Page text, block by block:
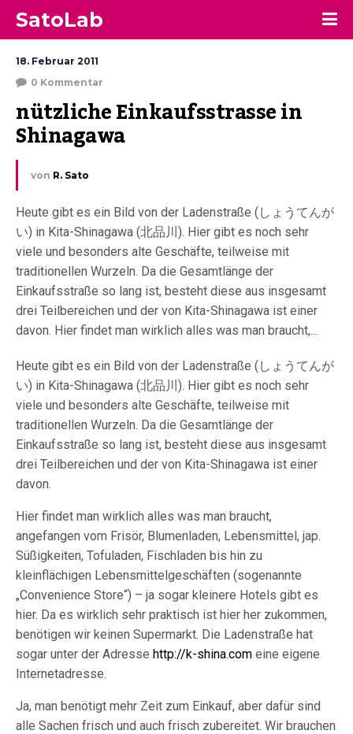
SatoLab
18. Februar 2011
0 Kommentar
nützliche Einkaufsstrasse in
Shinagawa
von R. Sato
Heute gibt es ein Bild von der Ladenstraße (しょうてんが
い) in Kita-Shinagawa (北品川). Hier gibt es noch sehr
viele und besonders alte Geschäfte, teilweise mit
traditionellen Wurzeln. Da die Gesamtlänge der
Einkaufsstraße so lang ist, besteht diese aus insgesamt
drei Teilbereichen und der von Kita-Shinagawa ist einer
davon. Hier findet man wirklich alles was man braucht,...
Heute gibt es ein Bild von der Ladenstraße (しょうてんが
い) in Kita-Shinagawa (北品川). Hier gibt es noch sehr
viele und besonders alte Geschäfte, teilweise mit
traditionellen Wurzeln. Da die Gesamtlänge der
Einkaufsstraße so lang ist, besteht diese aus insgesamt
drei Teilbereichen und der von Kita-Shinagawa ist einer
davon.
Hier findet man wirklich alles was man braucht,
angefangen vom Frisör, Blumenladen, Lebensmittel, jap.
Süßigkeiten, Tofuladen, Fischladen bis hin zu
kleinflächigen Lebensmittelgeschäften (sogenannte
„Convenience Store“) – ja sogar kleinere Hotels gibt es
hier. Da es wirklich sehr praktisch ist hier her zukommen,
benötigen wir keinen Supermarkt. Die Ladenstraße hat
sogar unter der Adresse http://k-shina.com eine eigene
Internetadresse.
Ja, man benötigt mehr Zeit zum Einkauf, aber dafür sind
alle Sachen frisch und auch frisch zubereitet. Wir brauchen